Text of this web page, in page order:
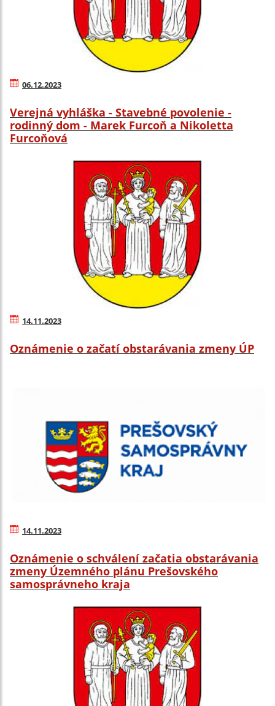
06.12.2023
Verejná vyhláška - Stavebné povolenie -
rodinný dom - Marek Furcoň a Nikoletta
Furcoňová
14.11.2023
Oznámenie o začatí obstarávania zmeny ÚP
14.11.2023
Oznámenie o schválení začatia obstarávania
zmeny Územného plánu Prešovského
samosprávneho kraja